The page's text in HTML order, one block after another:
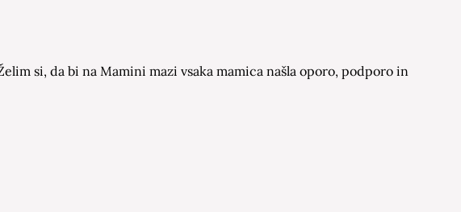
si, da bi na Mamini mazi vsaka mamica našla oporo, podporo in